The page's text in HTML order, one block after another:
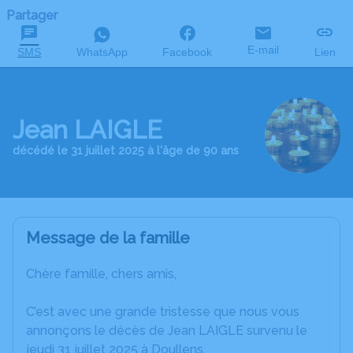
Partager
SMS WhatsApp Facebook E-mail Lien
Jean LAIGLE
décédé le 31 juillet 2025 à l'âge de 90 ans
Message de la famille
Chère famille, chers amis,
C’est avec une grande tristesse que nous vous
annonçons le décès de Jean LAIGLE survenu le
jeudi 31 juillet 2025 à Doullens.